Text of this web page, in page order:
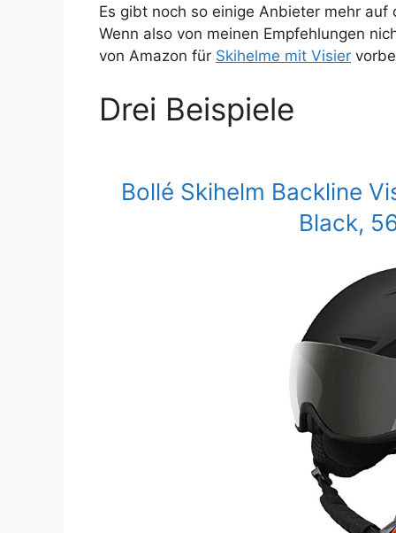
Es gibt noch so einige Anbieter mehr
Wenn also von meinen Empfehlungen
von Amazon für Skihelme mit Visier
Drei Beispiele
Bollé Skihelm Backline
Black,